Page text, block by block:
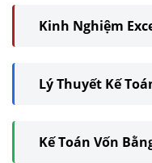
Kinh Nghiệm
Lý Thuyết Kế
Kế Toán Vốn